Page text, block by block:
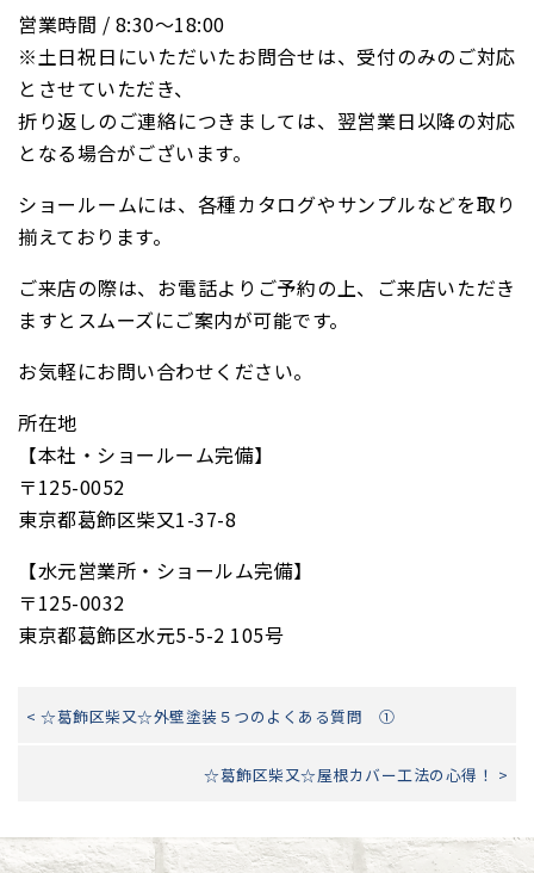
営業時間 / 8:30〜18:00
※土日祝日にいただいたお問合せは、受付のみのご対応
とさせていただき、
折り返しのご連絡につきましては、翌営業日以降の対応
となる場合がございます。
ショールームには、各種カタログやサンプルなどを取り
揃えております。
ご来店の際は、お電話よりご予約の上、ご来店いただき
ますとスムーズにご案内が可能です。
お気軽にお問い合わせください。
所在地
【本社・ショールーム完備】
〒125-0052
東京都葛飾区柴又1-37-8
【水元営業所・ショールム完備】
〒125-0032
東京都葛飾区水元5-5-2 105号
< ☆葛飾区柴又☆外壁塗装５つのよくある質問 ①
☆葛飾区柴又☆屋根カバー工法の心得！ >